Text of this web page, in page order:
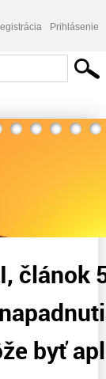
Prihlásenie
vojenského
článok
byť